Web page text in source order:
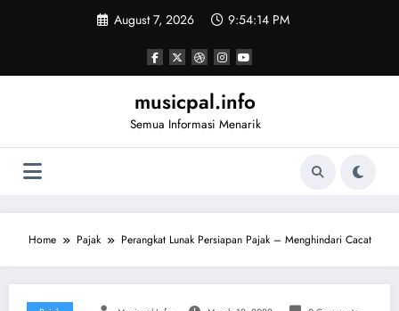
August 7, 2026 9:54:15 PM
musicpal.info
Semua Informasi Menarik
Home Pajak Perangkat Lunak Persiapan Pajak – Menghindari Cacat